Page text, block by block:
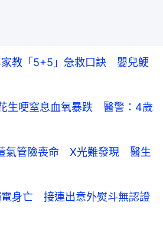
家教「5+5」急救口訣 嬰兒鯁
生哽窒息血氧暴跌 醫警：4歲
氣管險喪命 X光難發現 醫生
電身亡 接連出意外熨斗無認證